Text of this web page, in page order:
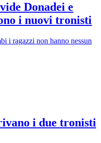
Donadei e
i nuovi tronisti
i ragazzi non hanno nessun
i due tronisti